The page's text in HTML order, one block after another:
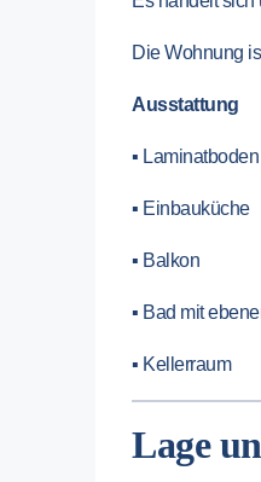
Die Wohnung
Ausstattung
▪ Laminatboden
▪ Einbauküche
▪ Balkon
▪ Bad mit
▪ Kellerraum
Lage